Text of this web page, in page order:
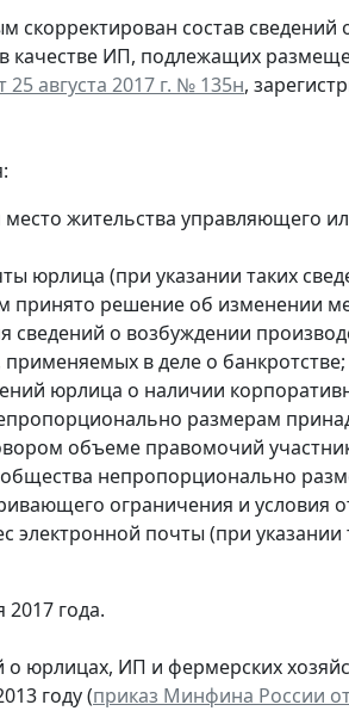
состав сведений
в качестве ИП, подлежащих
августа 2017 г. № 135н,
жительства управляющего
юрлица (при указании таких
принято решение об изменении
сведений о возбуждении
в деле о банкротстве;
юрлица о наличии
размерам
объеме правомочий
непропорционально
ограничения и условия
почты (при указании
года.
юрлицах, ИП и фермерских
году (приказ Минфина России